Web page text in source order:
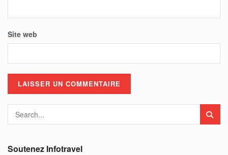
Site web
Soutenez Infotravel